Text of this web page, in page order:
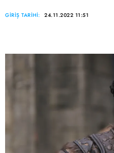
GİRİŞ TARİHİ: 24.11.2022 11:51